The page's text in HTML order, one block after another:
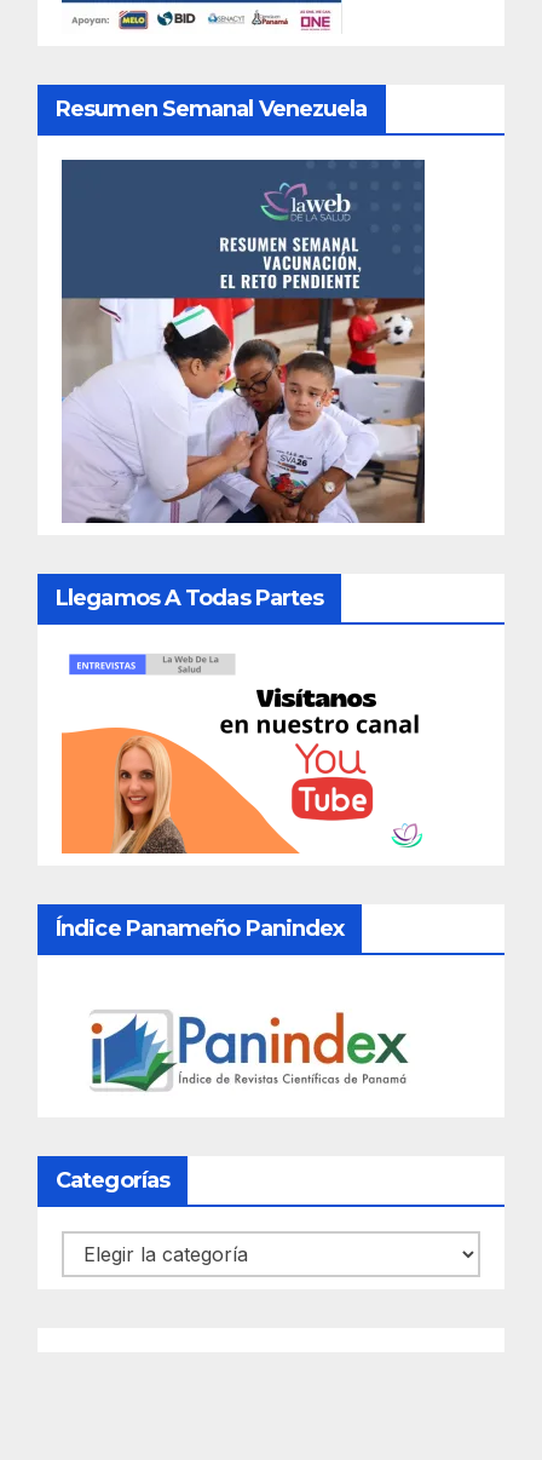
Resumen Semanal Venezuela
Llegamos A Todas Partes
Índice Panameño Panindex
Categorías
Categorías